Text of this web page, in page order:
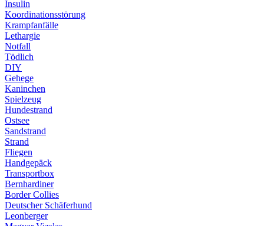
Insulin
Koordinationsstörung
Krampfanfälle
Lethargie
Notfall
Tödlich
DIY
Gehege
Kaninchen
Spielzeug
Hundestrand
Ostsee
Sandstrand
Strand
Fliegen
Handgepäck
Transportbox
Bernhardiner
Border Collies
Deutscher Schäferhund
Leonberger